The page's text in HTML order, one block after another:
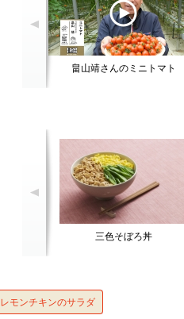
畠山靖さんのミニトマト
三色そぼろ丼
レモンチキンのサラダ